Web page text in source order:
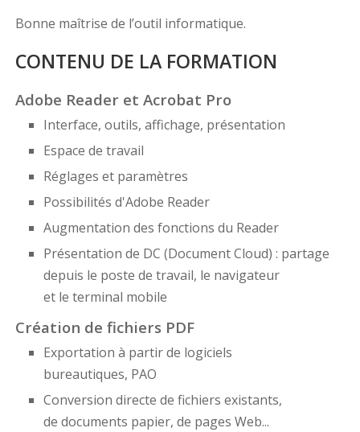
Bonne maîtrise de l’outil informatique.
CONTENU DE LA FORMATION
Adobe Reader et Acrobat Pro
Interface, outils, affichage, présentation
Espace de travail
Réglages et paramètres
Possibilités d'Adobe Reader
Augmentation des fonctions du Reader
Présentation de DC (Document Cloud) : partage
depuis le poste de travail, le navigateur
et le terminal mobile
Création de fichiers PDF
Exportation à partir de logiciels
bureautiques, PAO
Conversion directe de fichiers existants,
de documents papier, de pages Web...